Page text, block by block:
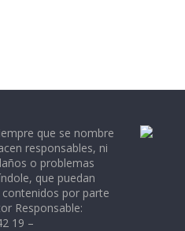
que se nombre
responsables, ni
o problemas
que puedan
por parte
Responsable:
19 –